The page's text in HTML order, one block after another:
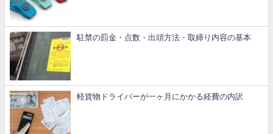
駐禁の罰金・点数・出頭方法・取締り内容の基本
軽貨物ドライバーが一ヶ月にかかる経費の内訳